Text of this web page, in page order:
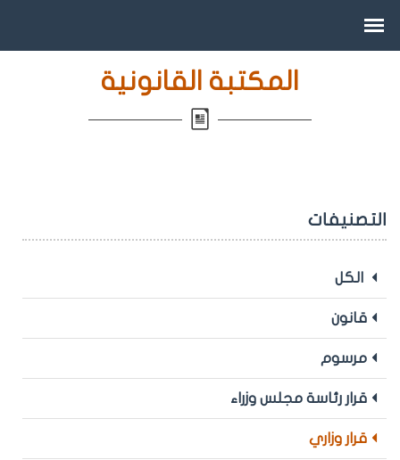
المكتبة القانونية
التصنيفات
الكل
قانون
مرسوم
قرار رئاسة مجلس وزراء
قرار وزاري